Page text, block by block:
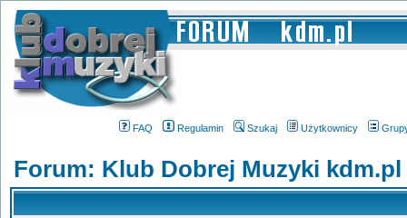
FAQ Regulamin Szukaj Użytkownicy
Forum: Klub Dobrej Muzyki kdm.pl